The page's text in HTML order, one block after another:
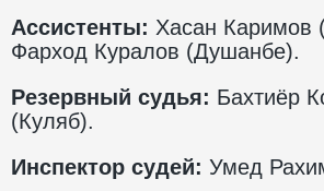
Ассистенты: Хасан Каримов
Фарход Куралов (Душанбе).
Резервный судья: Бахтиёр
(Куляб).
Инспектор судей: Умед